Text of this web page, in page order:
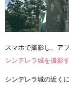
スマホで撮影し、ア
シンデレラ城を撮影
シンデレラ城の近く